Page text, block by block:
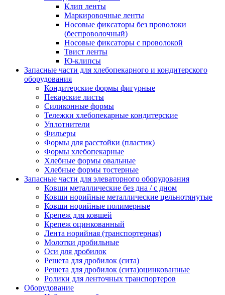
Клип ленты
Маркировочные ленты
Носовые фиксаторы без проволоки
(беспроволочный)
Носовые фиксаторы с проволокой
Твист ленты
Ю-клипсы
Запасные части для хлебопекарного и кондитерского
оборудования
Кондитерские формы фигурные
Пекарские листы
Силиконные формы
Тележки хлебопекарные кондитерские
Уплотнители
Фильеры
Формы для расстойки (пластик)
Формы хлебопекарные
Хлебные формы овальные
Хлебные формы тостерные
Запасные части для элеваторного оборудования
Ковши металлические без дна / с дном
Ковши норийные металлические цельнотянутые
Ковши норийные полимерные
Крепеж для ковшей
Крепеж оцинкованный
Лента норийная (транспортерная)
Молотки дробильные
Оси для дробилок
Решета для дробилок (сита)
Решета для дробилок (сита)оцинкованные
Ролики для ленточных транспортеров
Оборудование